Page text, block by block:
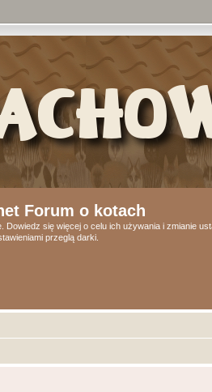
Forum o kotach
Dowiedz się więcej o celu ich używania i zmianie
przeglą darki.